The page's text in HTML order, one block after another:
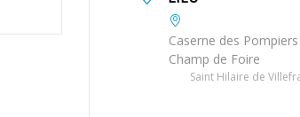
Caserne des
Champ de Foire
Saint Hilaire de